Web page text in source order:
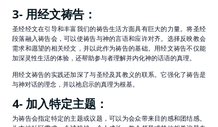
3- 用经文祷告：
圣经经文在引导和丰富我们的祷告生活方面具有巨大的力量。将圣经
段落融入祷告会，可以使祷告与神的言语和应许对齐。选择反映教会
需求和愿望的相关经文，并以此作为祷告的基础。用经文祷告不仅能
加深灵性生活的体验，还帮助参与者理解并内化神的话语的真理。
用经文祷告的实践还加深了与圣经及其教义的联系。它强化了祷告是
与神对话的理念，并以祂启示的真理为根基。
4- 加入特定主题：
为祷告会指定特定的主题或议题，可以为会众带来目的感和团结感。